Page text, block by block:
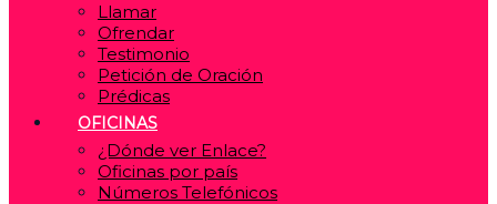
Llamar
Ofrendar
Testimonio
Petición de Oración
Prédicas
OFICINAS
¿Dónde ver Enlace?
Oficinas por país
Números Telefónicos